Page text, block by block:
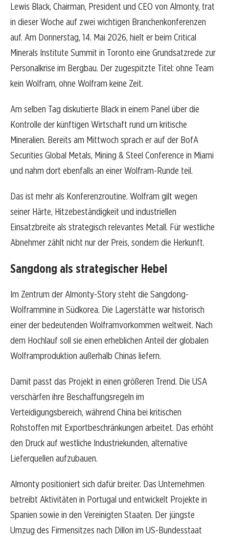
Lewis Black, Chairman, President und CEO von Almonty, trat
in dieser Woche auf zwei wichtigen Branchenkonferenzen
auf. Am Donnerstag, 14. Mai 2026, hielt er beim Critical
Minerals Institute Summit in Toronto eine Grundsatzrede zur
Personalkrise im Bergbau. Der zugespitzte Titel: ohne Team
kein Wolfram, ohne Wolfram keine Zeit.
Am selben Tag diskutierte Black in einem Panel über die
Kontrolle der künftigen Wirtschaft rund um kritische
Mineralien. Bereits am Mittwoch sprach er auf der BofA
Securities Global Metals, Mining & Steel Conference in Miami
und nahm dort ebenfalls an einer Wolfram-Runde teil.
Das ist mehr als Konferenzroutine. Wolfram gilt wegen
seiner Härte, Hitzebeständigkeit und industriellen
Einsatzbreite als strategisch relevantes Metall. Für westliche
Abnehmer zählt nicht nur der Preis, sondern die Herkunft.
Sangdong als strategischer Hebel
Im Zentrum der Almonty-Story steht die Sangdong-
Wolframmine in Südkorea. Die Lagerstätte war historisch
einer der bedeutenden Wolframvorkommen weltweit. Nach
dem Hochlauf soll sie einen erheblichen Anteil der globalen
Wolframproduktion außerhalb Chinas liefern.
Damit passt das Projekt in einen größeren Trend. Die USA
verschärfen ihre Beschaffungsregeln im
Verteidigungsbereich, während China bei kritischen
Rohstoffen mit Exportbeschränkungen arbeitet. Das erhöht
den Druck auf westliche Industriekunden, alternative
Lieferquellen aufzubauen.
Almonty positioniert sich dafür breiter. Das Unternehmen
betreibt Aktivitäten in Portugal und entwickelt Projekte in
Spanien sowie in den Vereinigten Staaten. Der jüngste
Umzug des Firmensitzes nach Dillon im US-Bundesstaat